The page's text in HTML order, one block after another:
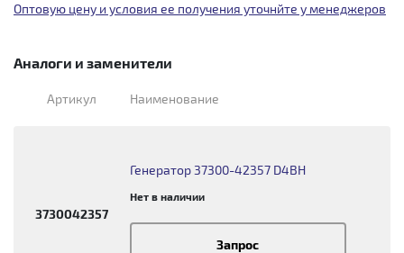
Оптовую цену и условия ее получения уточнйте у менеджеров
Аналоги и заменители
Артикул Наименование
3730042357
Генератор 37300-42357 D4BH
Нет в наличии
Запрос